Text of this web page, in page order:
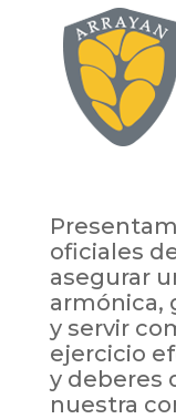
oficiales
asegurar
armónica,
y servir
ejercicio
y deberes
nuestra